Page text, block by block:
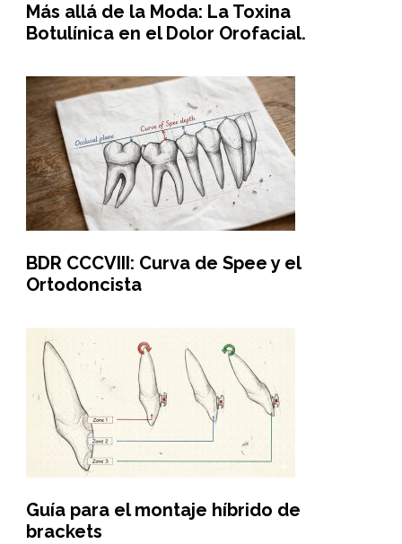
Más allá de la Moda: La Toxina
Botulínica en el Dolor Orofacial.
BDR CCCVIII: Curva de Spee y el
Ortodoncista
Guía para el montaje híbrido de
brackets